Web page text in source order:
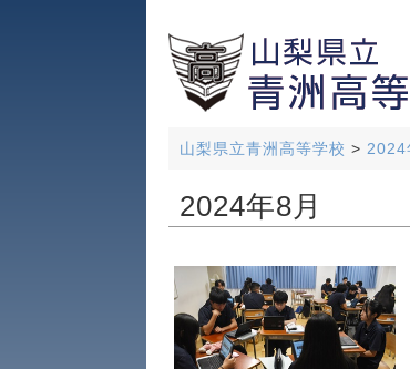
山梨県立青洲高等学校 > 2024
2024年8月